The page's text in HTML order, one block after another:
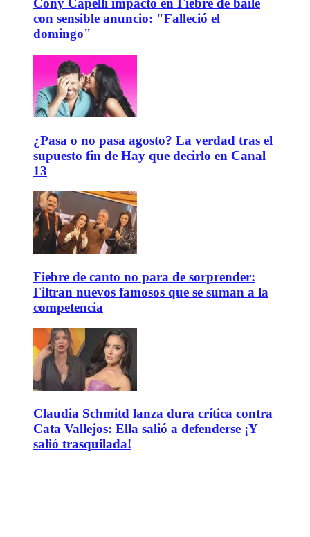
Cony Capelli impactó en Fiebre de baile
con sensible anuncio: "Falleció el
domingo"
¿Pasa o no pasa agosto? La verdad tras el
supuesto fin de Hay que decirlo en Canal
13
Fiebre de canto no para de sorprender:
Filtran nuevos famosos que se suman a la
competencia
Claudia Schmitd lanza dura crítica contra
Cata Vallejos: Ella salió a defenderse ¡Y
salió trasquilada!